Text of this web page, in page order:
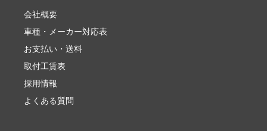
会社概要
車種・メーカー対応表
お支払い・送料
取付工賃表
採用情報
よくある質問